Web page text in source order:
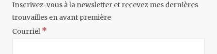
Inscrivez-vous à la newsletter et recevez mes dernières
trouvailles en avant première
Courriel *